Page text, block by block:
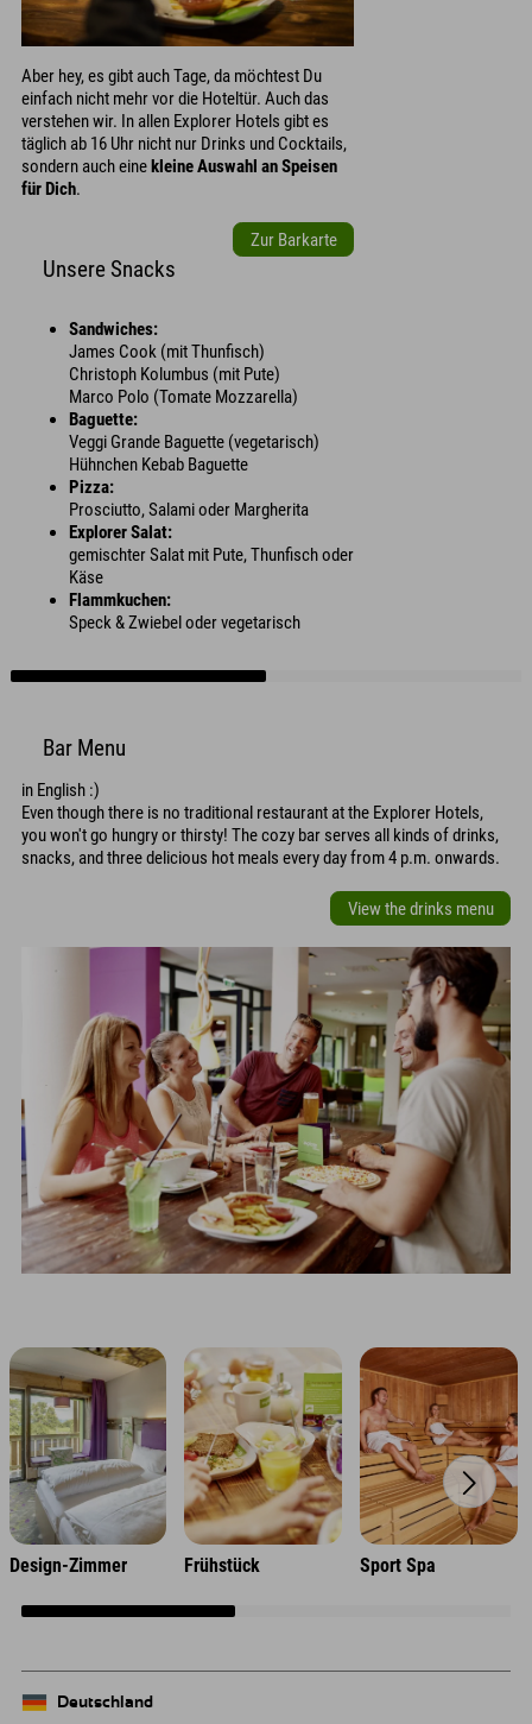
Aber hey, es gibt auch Tage, da möchtest Du
einfach nicht mehr vor die Hoteltür. Auch das
verstehen wir. In allen Explorer Hotels gibt es
täglich ab 16 Uhr nicht nur Drinks und Cocktails,
sondern auch eine kleine Auswahl an Speisen
für Dich.
Zur Barkarte
Unsere Snacks
Sandwiches:
James Cook (mit Thunfisch)
Christoph Kolumbus (mit Pute)
Marco Polo (Tomate Mozzarella)
Baguette:
Veggi Grande Baguette (vegetarisch)
Hühnchen Kebab Baguette
Pizza:
Prosciutto, Salami oder Margherita
Explorer Salat:
gemischter Salat mit Pute, Thunfisch oder
Käse
Flammkuchen:
Speck & Zwiebel oder vegetarisch
Bar Menu
in English :)
Even though there is no traditional restaurant at the Explorer Hotels,
you won't go hungry or thirsty! The cozy bar serves all kinds of drinks,
snacks, and three delicious hot meals every day from 4 p.m. onwards.
View the drinks menu
Design-Zimmer Frühstück Sport Spa
Deutschland